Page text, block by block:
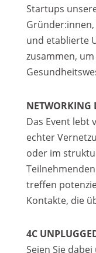
Startups
und etablierte
zusammen,
NETWORKING
Das Event lebt
echter
oder im
treffen
Kontakte, die
4C
Seien Sie